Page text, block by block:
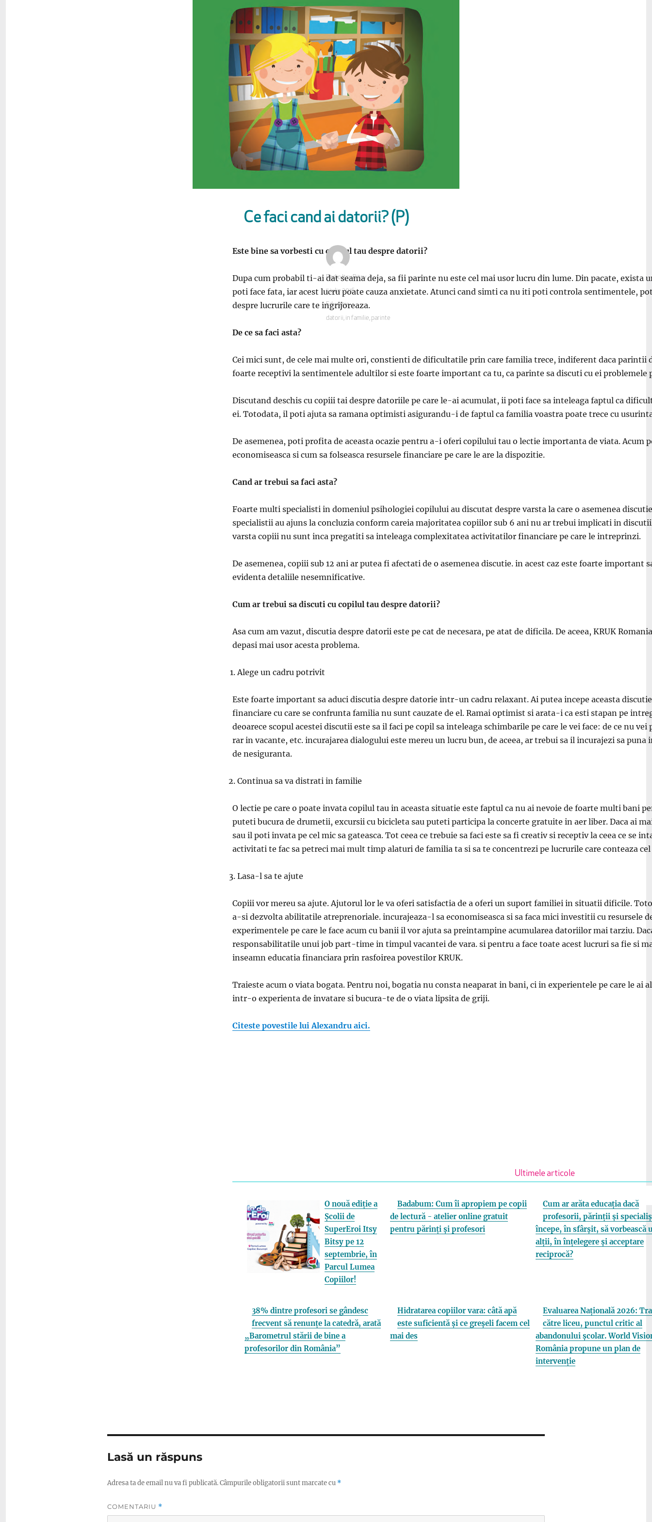
Ce faci cand ai datorii? (P)
Este bine sa vorbesti cu copilul tau despre datorii?
Dupa cum probabil ti-ai dat seama deja, sa fii parinte nu este cel mai usor lucru din lume. Din pacate, exista
poti face fata, iar acest lucru poate cauza anxietate. Atunci cand simti ca nu iti poti controla sentimentele,
despre lucrurile care te ingrijoreaza.
De ce sa faci asta?
Cei mici sunt, de cele mai multe ori, constienti de dificultatile prin care familia trece, indiferent daca parintii
foarte receptivi la sentimentele adultilor si este foarte important ca tu, ca parinte sa discuti cu ei
Discutand deschis cu copiii tai despre datoriile pe care le-ai acumulat, ii poti face sa inteleaga faptul ca
ei. Totodata, il poti ajuta sa ramana optimisti asigurandu-i de faptul ca familia voastra poate trece cu
De asemenea, poti profita de aceasta ocazie pentru a-i oferi copilului tau o lectie importanta de viata.
economiseasca si cum sa folseasca resursele financiare pe care le are la dispozitie.
Cand ar trebui sa faci asta?
Foarte multi specialisti in domeniul psihologiei copilului au discutat despre varsta la care o asemenea discu
specialistii au ajuns la concluzia conform careia majoritatea copiilor sub 6 ani nu ar trebui implicati in discu
varsta copiii nu sunt inca pregatiti sa inteleaga complexitatea activitatilor financiare pe care le intreprinzi.
De asemenea, copiii sub 12 ani ar putea fi afectati de o asemenea discutie. in acest caz este foarte important s
evidenta detaliile nesemnificative.
Cum ar trebui sa discuti cu copilul tau despre datorii?
Asa cum am vazut, discutia despre datorii este pe cat de necesara, pe atat de dificila. De aceea, KRUK Rom
depasi mai usor acesta problema.
Alege un cadru potrivit
Este foarte important sa aduci discutia despre datorie intr-un cadru relaxant. Ai putea incepe aceasta
financiare cu care se confrunta familia nu sunt cauzate de el. Ramai optimist si arata-i ca esti stapan pe
deoarece scopul acestei discutii este sa il faci pe copil sa inteleaga schimbarile pe care le vei face: de ce nu
rar in vacante, etc. incurajarea dialogului este mereu un lucru bun, de aceea, ar trebui sa il incurajezi sa puna
de nesiguranta.
Continua sa va distrati in familie
O lectie pe care o poate invata copilul tau in aceasta situatie este faptul ca nu ai nevoie de foarte multi bani
puteti bucura de drumetii, excursii cu bicicleta sau puteti participa la concerte gratuite in aer liber. Daca ai
sau il poti invata pe cel mic sa gateasca. Tot ceea ce trebuie sa faci este sa fi creativ si receptiv la ceea ce se
activitati te fac sa petreci mai mult timp alaturi de familia ta si sa te concentrezi pe lucrurile care conteaza
Lasa-l sa te ajute
Copiii vor mereu sa ajute. Ajutorul lor le va oferi satisfactia de a oferi un suport familiei in situatii dificile.
a-si dezvolta abilitatile atreprenoriale. incurajeaza-l sa economiseasca si sa faca mici investitii cu resursele
experimentele pe care le face acum cu banii il vor ajuta sa preintampine acumularea datoriilor mai tarziu. Dac
responsabilitatile unui job part-time in timpul vacantei de vara. si pentru a face toate acest lucruri sa fie si
inseamn educatia financiara prin rasfoirea povestilor KRUK.
Traieste acum o viata bogata. Pentru noi, bogatia nu consta neaparat in bani, ci in experientele pe care le ai
intr-o experienta de invatare si bucura-te de o viata lipsita de griji.
Citeste povestile lui Alexandru aici.
Ultimele articole
O nouă ediție a
Școlii de
SuperEroi Itsy
Bitsy pe 12
septembrie, în
Parcul Lumea
Copiilor!
Badabum: Cum îi apropiem pe copii
de lectură - atelier online gratuit
pentru părinți și profesori
Cum ar arăta educația dacă
profesorii, părinții și
începe, în sfârșit, să vorbească
alții, în înțelegere și acceptare
reciprocă?
38% dintre profesori se gândesc
frecvent să renunțe la catedră, arată
„Barometrul stării de bine a
profesorilor din România”
Hidratarea copiilor vara: câtă apă
este suficientă și ce greșeli facem cel
mai des
Evaluarea Națională 2026:
către liceu, punctul critic al
abandonului școlar. World
România propune un plan de
intervenție
Autor
Radio Itsy Bitsy
Publicat
pe
5 iulie 2016
Categorii
Educatie
Etichete
datorii, in familie, parinte
Lasă un răspuns
Adresa ta de email nu va fi publicată.Câmpurile obligatorii sunt marcate cu *
COMENTARIU *